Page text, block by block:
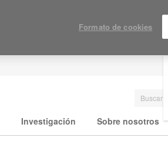
Investigación Sobre nosotros
Formato de cookies